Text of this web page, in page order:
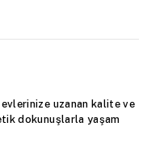
uzanan kalite ve
dokunuşlarla yaşam